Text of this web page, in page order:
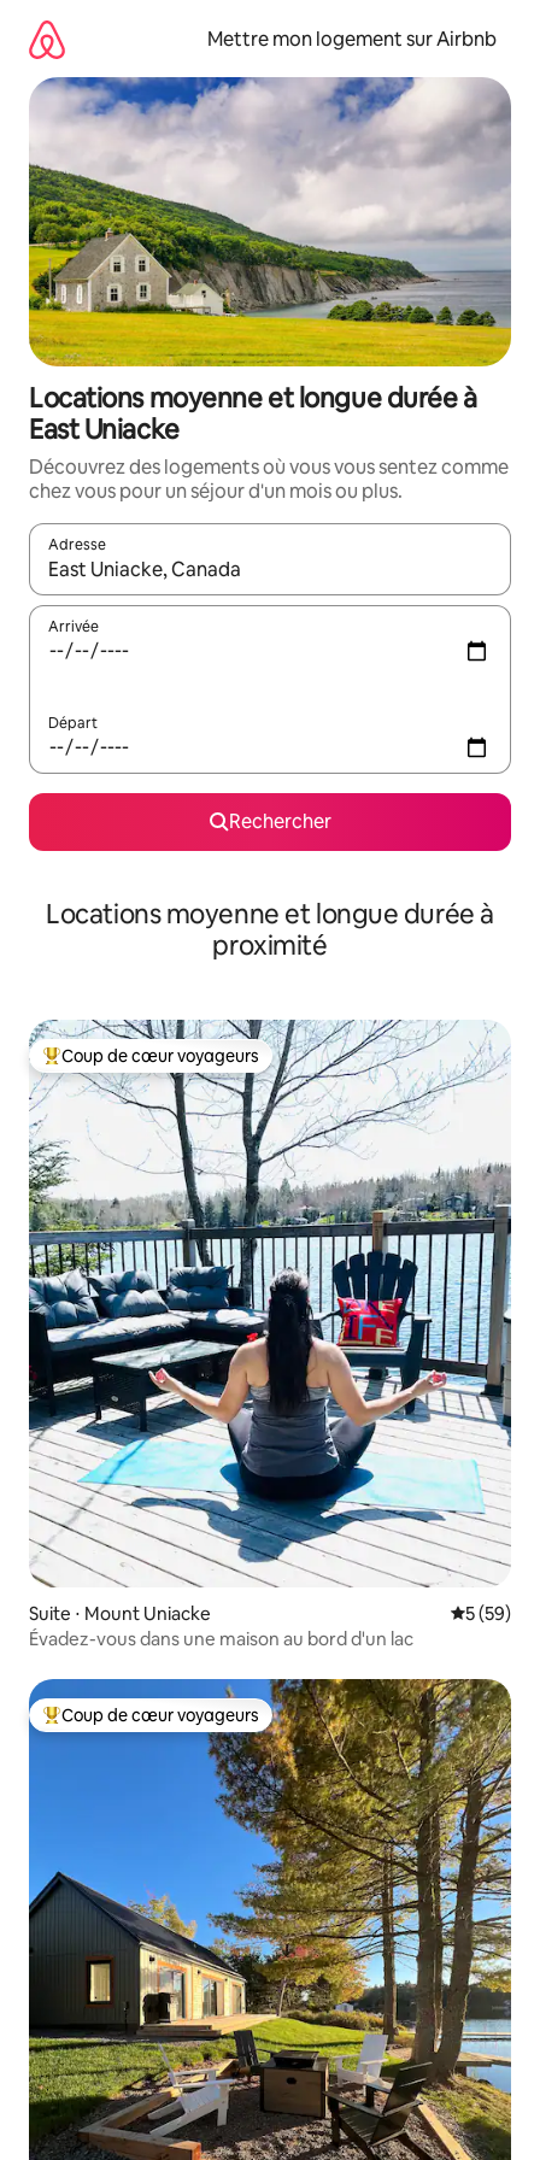
directement
contenu
Mettre mon logement sur Airbnb
Locations moyenne et longue durée à
East Uniacke
Découvrez des logements où vous vous sentez comme
chez vous pour un séjour d'un mois ou plus.
Adresse
Lorsque les résultats s'affichent, utilisez les flèches vers le
Arrivée
Départ
Rechercher
Locations moyenne et longue durée à
proximité
Coups de cœur voyageurs les plus appréciés
Coup de cœur voyageurs
Suite ⋅ Mount Uniacke
5 (59)
Évadez-vous dans une maison au bord d'un lac
Coups de cœur voyageurs les plus appréciés
Coup de cœur voyageurs